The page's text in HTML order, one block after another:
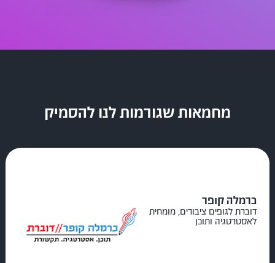
מחמאות שגורמות לנו להסמיק
כרמלה קופר
דוברת לגופים ציבורים, מומחית
לאסטרטגיה ותוכן